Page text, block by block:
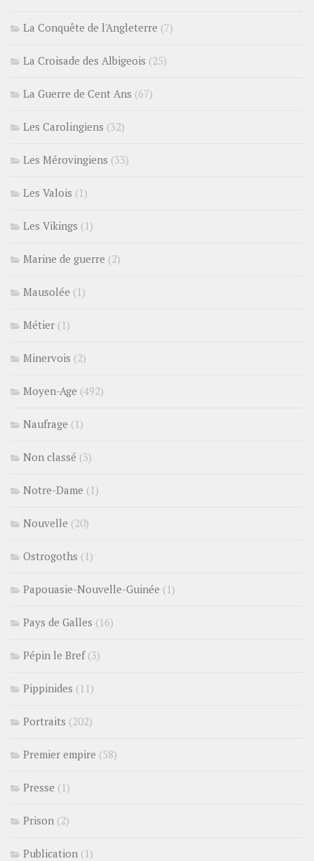
La Conquête de l'Angleterre (7)
La Croisade des Albigeois (25)
La Guerre de Cent Ans (67)
Les Carolingiens (32)
Les Mérovingiens (33)
Les Valois (1)
Les Vikings (1)
Marine de guerre (2)
Mausolée (1)
Métier (1)
Minervois (2)
Moyen-Age (492)
Naufrage (1)
Non classé (3)
Notre-Dame (1)
Nouvelle (20)
Ostrogoths (1)
Papouasie-Nouvelle-Guinée (1)
Pays de Galles (16)
Pépin le Bref(3)
Pippinides (11)
Portraits (202)
Premier empire (58)
Presse (1)
Prison (2)
Publication (1)